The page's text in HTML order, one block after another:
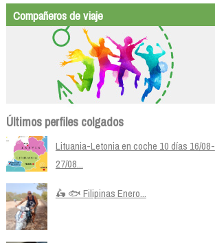
Compañeros de viaje
Últimos perfiles colgados
Lituania-Letonia en coche 10 días 16/08-
27/08...
🛵 🐟 Filipinas Enero...